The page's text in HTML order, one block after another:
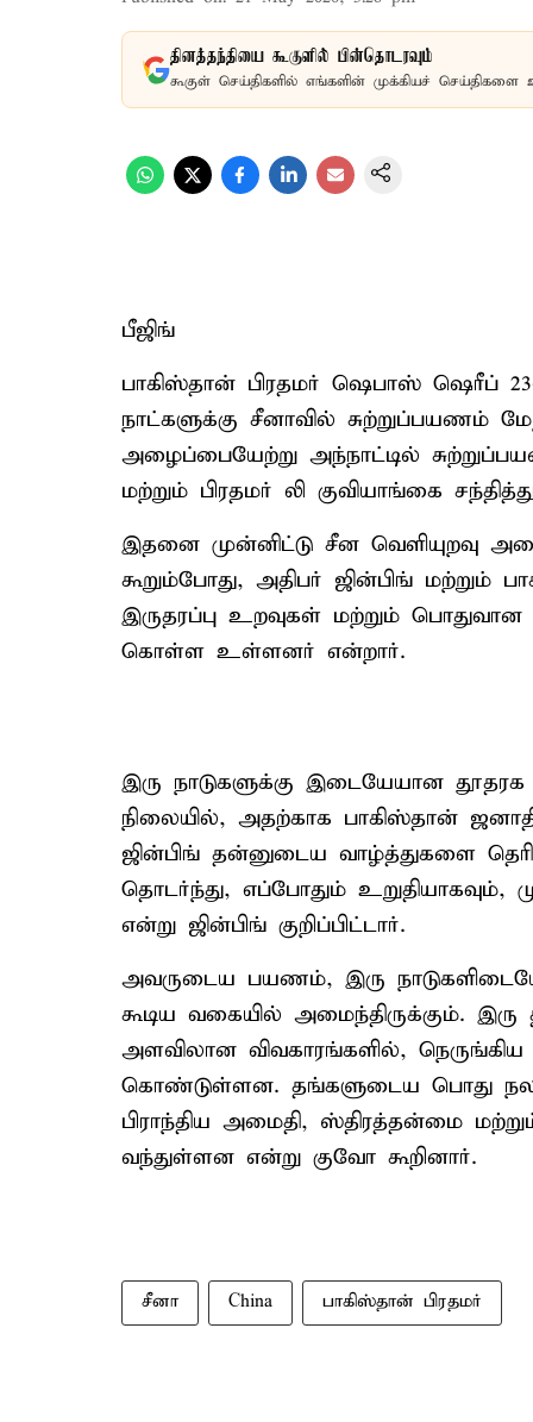
தினத்தந்தியை கூகுளில் பின்தொடரவும்
கூகுள் செய்திகளில் எங்களின் முக்கியச் செய்திகளை
பீஜிங்
பாகிஸ்தான் பிரதமர் ஷெபாஸ் ஷெரீப்
நாட்களுக்கு சீனாவில் சுற்றுப்பயணம்
அழைப்பையேற்று அந்நாட்டில்
மற்றும் பிரதமர் லி குவியாங்கை சந்தித்து
இதனை முன்னிட்டு சீன வெளியுறவு
கூறும்போது, அதிபர் ஜின்பிங் மற்றும்
இருதரப்பு உறவுகள் மற்றும்
கொள்ள உள்ளனர் என்றார்.
இரு நாடுகளுக்கு இடையேயான
நிலையில், அதற்காக பாகிஸ்தான்
ஜின்பிங் தன்னுடைய வாழ்த்துகளை
தொடர்ந்து, எப்போதும் உறுதியாகவும்,
என்று ஜின்பிங் குறிப்பிட்டார்.
அவருடைய பயணம், இரு
கூடிய வகையில் அமைந்திருக்கும்.
அளவிலான விவகாரங்களில்,
கொண்டுள்ளன. தங்களுடைய பொது
பிராந்திய அமைதி, ஸ்திரத்தன்மை
வந்துள்ளன என்று குவோ கூறினார்.
சீனா China பாகிஸ்தான் பிரதமர்